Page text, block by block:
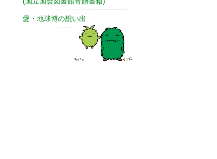
愛・地球博の想い出